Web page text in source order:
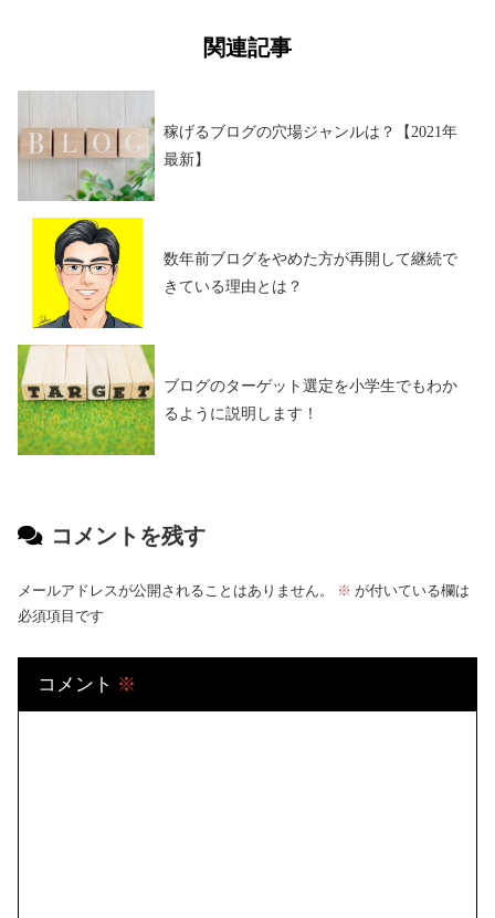
関連記事
稼げるブログの穴場ジャンルは？【2021年
最新】
数年前ブログをやめた方が再開して継続で
きている理由とは？
ブログのターゲット選定を小学生でもわか
るように説明します！
コメントを残す
メールアドレスが公開されることはありません。 ※ が付いている欄は
必須項目です
コメント ※